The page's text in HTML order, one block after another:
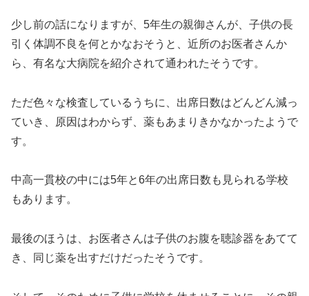
少し前の話になりますが、5年生の親御さんが、子供の長
引く体調不良を何とかなおそうと、近所のお医者さんか
ら、有名な大病院を紹介されて通われたそうです。
ただ色々な検査しているうちに、出席日数はどんどん減っ
ていき、原因はわからず、薬もあまりきかなかったようで
す。
中高一貫校の中には5年と6年の出席日数も見られる学校
もあります。
最後のほうは、お医者さんは子供のお腹を聴診器をあてて
き、同じ薬を出すだけだったそうです。